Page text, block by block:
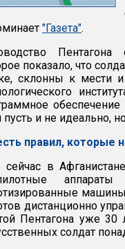
"Газета".
Пентагона
показало, что
склонны к мести
пусть и не идеально,
правил, которые
в
дистанционно
Пентагона уже 30
солдат